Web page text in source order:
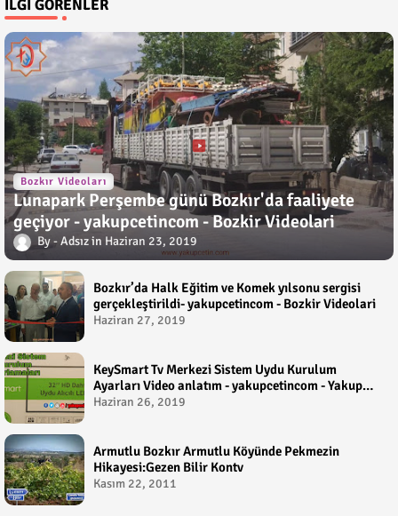
İLGI GÖRENLER
Bozkır Videoları
Lunapark Perşembe günü Bozkır'da faaliyete
geçiyor - yakupcetincom - Bozkir Videolari
Adsız Haziran 23, 2019
Bozkır’da Halk Eğitim ve Komek yılsonu sergisi
gerçekleştirildi- yakupcetincom - Bozkir Videolari
Haziran 27, 2019
KeySmart Tv Merkezi Sistem Uydu Kurulum
Ayarları Video anlatım - yakupcetincom - Yakup
Çetin
Haziran 26, 2019
Armutlu Bozkır Armutlu Köyünde Pekmezin
Hikayesi:Gezen Bilir Kontv
Kasım 22, 2011